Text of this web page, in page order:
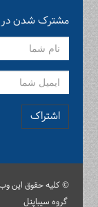
مشترک شدن در
اشتراک
© کلیه حقوق این
گروه سیباپنل